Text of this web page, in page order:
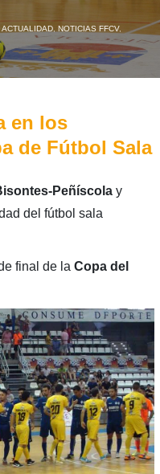
ACTUALIDAD, NOTICIAS FFCV,
en los
de Fútbol Sala
Peñíscolay
del fútbol sala
final de la Copa del